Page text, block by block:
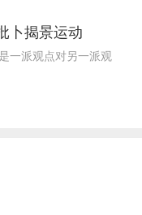
卜揭景运动
派观点对另一派观